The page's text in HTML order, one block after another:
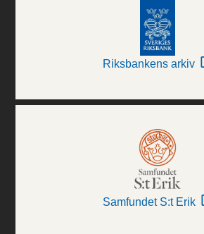
Riksbankens arkiv
Samfundet S:t Erik